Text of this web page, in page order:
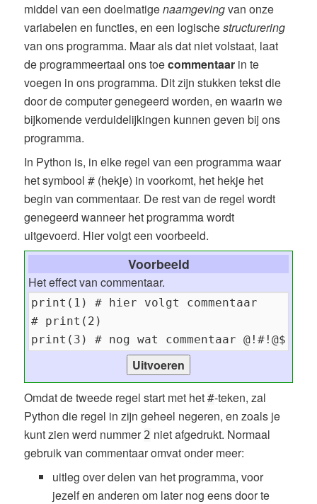
middel van een doelmatigenaamgevingvan onze
variabelen en functies, en een logischestructurering
van ons programma. Maar als dat niet volstaat, laat
de programmeertaal ons toecommentaar in te
voegen in ons programma. Dit zijn stukken tekst die
door de computer genegeerd worden, en waarin we
bijkomende verduidelijkingen kunnen geven bij ons
programma.
In Python is, in elke regel van een programma waar
het symbool# (hekje) in voorkomt, het hekje het
begin van commentaar. De rest van de regel wordt
genegeerd wanneer het programma wordt
uitgevoerd. Hier volgt een voorbeeld.
Voorbeeld
Het effect van commentaar.
Omdat de tweede regel start met het#-teken, zal
Python die regel in zijn geheel negeren, en zoals je
kunt zien werd nummer 2 niet afgedrukt. Normaal
gebruik van commentaar omvat onder meer:
uitleg over delen van het programma, voor
jezelf en anderen om later nog eens door te